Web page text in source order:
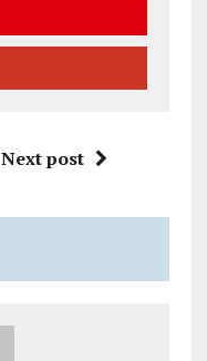
Next post